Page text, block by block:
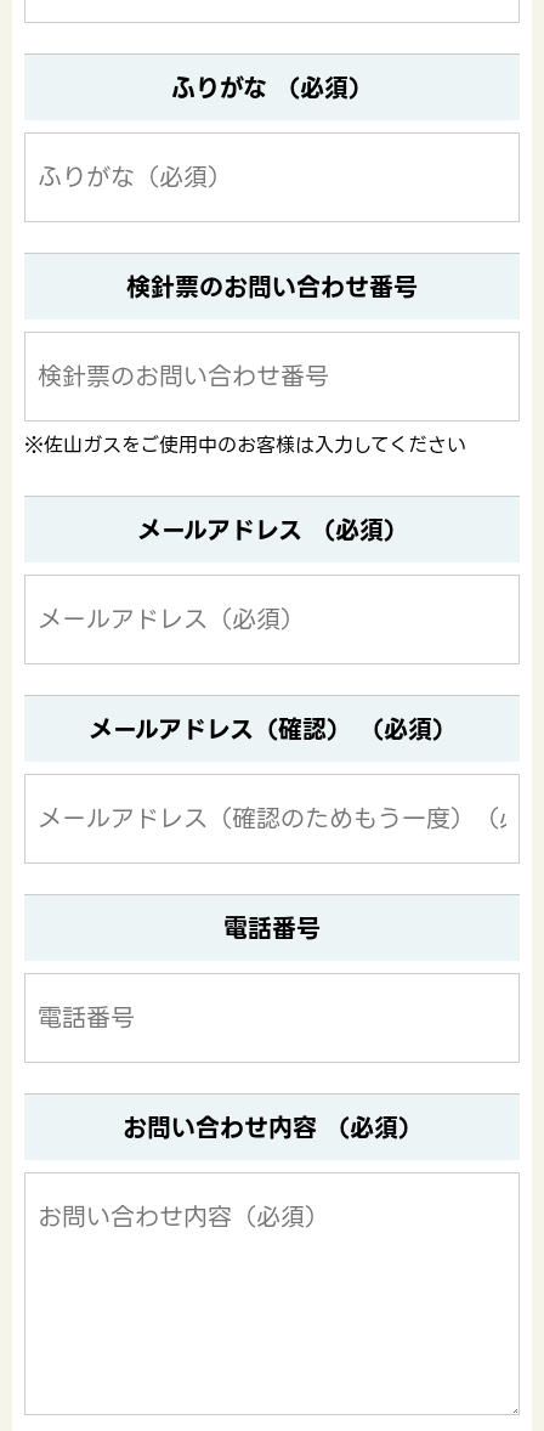
ふりがな （必須）
検針票のお問い合わせ番号
※佐山ガスをご使用中のお客様は入力してください
メールアドレス （必須）
メールアドレス（確認） （必須）
電話番号
お問い合わせ内容 （必須）